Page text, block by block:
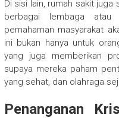
Di sisi lain, rumah sakit
berbagai lembaga atau
pemahaman masyarakat
ini bukan hanya untuk
yang juga memberikan
supaya mereka paham
yang sehat, dan olahraga
Penanganan